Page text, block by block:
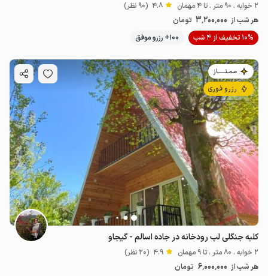
2 خوابه . 90 متر . تا 4 مهمان 4.8 (90 نظر)
هر شب از 3٬200٬000 تومان
10% تخفیف از 4 شب
100+ رزرو موفق
مـمـتــــــاز
رزرو فوری
کلبه جنگلی لب رودخانه در جاده اسالم - گیجاو
2 خوابه . 80 متر . تا 9 مهمان 4.9 (20 نظر)
هر شب از 6٬000٬000 تومان